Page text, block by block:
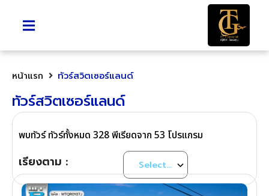
หน้าแรก ทัวร์สวิตเซอร์แลนด์
ทัวร์สวิตเซอร์แลนด์
พบทัวร์ ทัวร์ทั้งหมด 328 พีเรียดจาก 53 โปรแกรม
เรียงตาม :